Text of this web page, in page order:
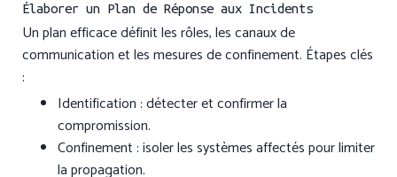
Élaborer un Plan de Réponse aux Incidents
Un plan efficace définit les rôles, les canaux de
communication et les mesures de confinement. Étapes clés
:
Identification : détecter et confirmer la
compromission.
Confinement : isoler les systèmes affectés pour limiter
la propagation.